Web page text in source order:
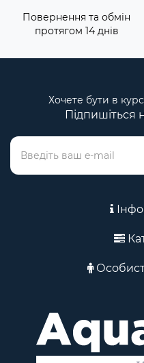
Повернення та обмін
протягом 14 днів
Хочете бути в
Підпишіться